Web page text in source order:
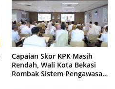
Capaian Skor KPK Masih
Rendah, Wali Kota Bekasi
Rombak Sistem Pengawasan